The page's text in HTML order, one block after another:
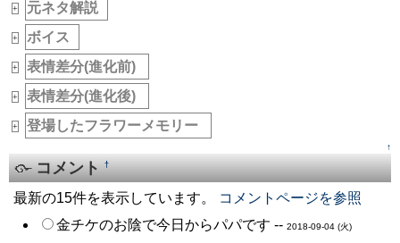
+ 元ネタ解説
+ ボイス
+ 表情差分(進化前)
+ 表情差分(進化後)
+ 登場したフラワーメモリー
↑
コメント†
最新の15件を表示しています。
コメントページを参照
金チケのお陰で今日からパパです -- 2018-09-04 (火)